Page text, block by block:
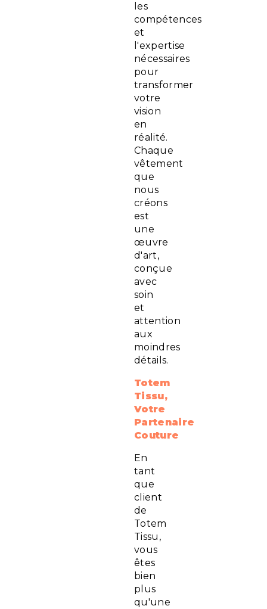
les
compétences
et
l'expertise
nécessaires
pour
transformer
votre
vision
en
réalité.
Chaque
vêtement
que
nous
créons
est
une
œuvre
d'art,
conçue
avec
soin
et
attention
aux
moindres
détails.
Totem
Tissu,
Votre
Partenaire
Couture
En
tant
que
client
de
Totem
Tissu,
vous
êtes
bien
plus
qu'une